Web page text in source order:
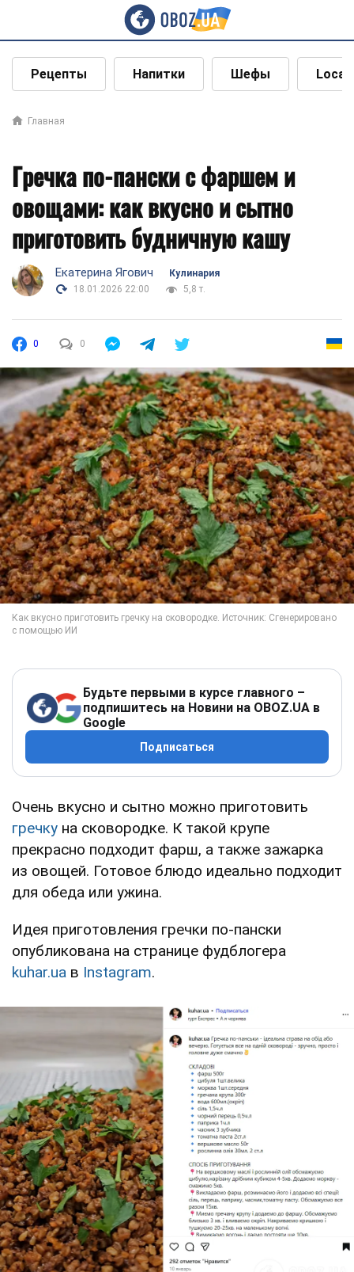
Рецепты Напитки Шефы Local
Главная
Гречка по-пански с фаршем и
овощами: как вкусно и сытно
приготовить будничную кашу
Екатерина Ягович
Кулинария
18.01.2026 22:00
5,8 т.
0 0
Будьте первыми в курсе главного –
подпишитесь на Новини на OBOZ.UA в
Google
Подписаться
Очень вкусно и сытно можно приготовить
гречку на сковородке. К такой крупе
прекрасно подходит фарш, а также зажарка
из овощей. Готовое блюдо идеально подходит
для обеда или ужина.
Идея приготовления гречки по-пански
опубликована на странице фудблогера
kuhar.ua в Instagram.